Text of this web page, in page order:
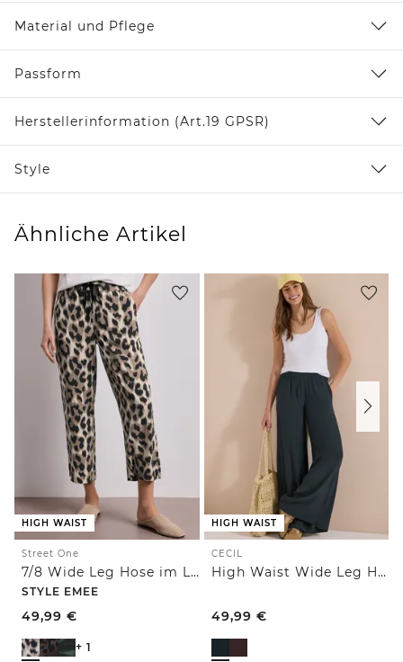
Material und Pflege
Passform
Herstellerinformation (Art.19 GPSR)
Style
Ähnliche Artikel
HIGH WAIST
Street One
7/8 Wide Leg Hose im Loose Fit mit Print
STYLE EMEE
49,99 €
+ 1
HIGH WAIST
CECIL
High Waist Wide Leg Hose im Loose Fit
49,99 €